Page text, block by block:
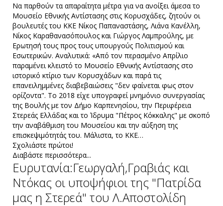
Να παρθούν τα απαραίτητα μέτρα για να ανοίξει άμεσα το
Μουσείο Εθνικής Αντίστασης στις Κορυσχάδες, ζητούν οι
βουλευτές του ΚΚΕ Νίκος Παπαναστάσης, Λιάνα Κανέλλη,
Νίκος Καραθανασόπουλος και Γιώργος Λαμπρούλης, με
Ερωτησή τους προς τους υπουργούς Πολιτισμού και
Εσωτερικών. Αναλυτικά: «Από τον περασμένο Απρίλιο
παραμένει κλειστό το Μουσείο Εθνικής Αντίστασης στο
ιστορικό κτίριο των Κορυσχάδων και παρά τις
επανειλημμένες διαβεβαιώσεις "δεν φαίνεται φως στον
ορίζοντα". Το 2018 είχε υπογραφεί μνημόνιο συνεργασίας
της Βουλής με τον Δήμο Καρπενησίου, την Περιφέρεια
Στερεάς Ελλάδας και το Ίδρυμα "Πέτρος Κόκκαλης" με σκοπό
την αναβάθμιση του Μουσείου και την αύξηση της
επισκεψιμότητάς του. Μάλιστα, το ΚΚΕ…
Σχολιάστε πρώτοι!
Διαβάστε περισσότερα...
Ευρυτανία:Γεωργαλή,Γραβιάς και
Ντόκας οι υποψήφιοι της "Πατρίδα
μας η Στερεά" του Λ.Αποστολίδη